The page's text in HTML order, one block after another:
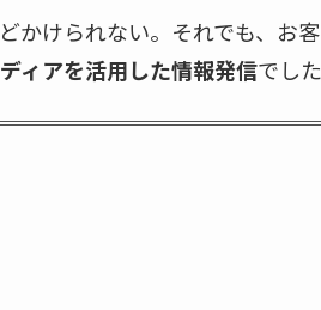
かけられない。それでも、お
ィアを活用した情報発信でした